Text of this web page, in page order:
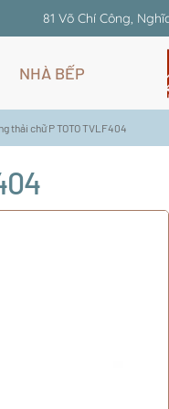
81 Võ Chí Công,
NHÀ BẾP
thải chữ P TOTO TVLF404